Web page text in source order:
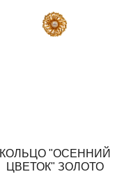
КОЛЬЦО "ОСЕННИЙ
ЦВЕТОК" ЗОЛОТО